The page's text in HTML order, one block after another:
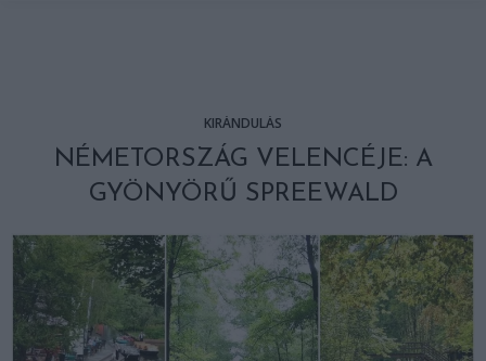
KIRÁNDULÁS
NÉMETORSZÁG VELENCÉJE: A
GYÖNYÖRŰ SPREEWALD